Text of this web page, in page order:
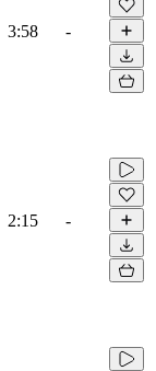
3:58 -
2:15 -